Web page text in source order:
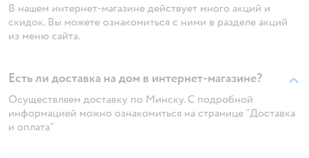
В нашем интернет-магазине действует много акций и
скидок. Вы можете ознакомиться с ними в разделе акций
из меню сайта.
Есть ли доставка на дом в интернет-магазине?
Осуществляем доставку по Минску. С подробной
информацией можно ознакомиться на странице "Доставка
и оплата"